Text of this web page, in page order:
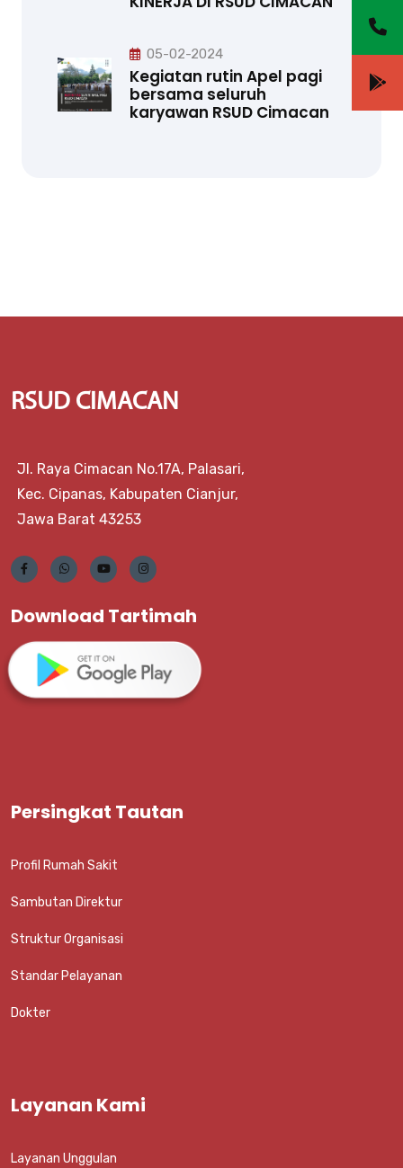
05-02-2024
Kegiatan rutin Apel pagi
bersama seluruh
karyawan RSUD Cimacan
RSUD CIMACAN
Jl. Raya Cimacan No.17A, Palasari,
Kec. Cipanas, Kabupaten Cianjur,
Jawa Barat 43253
Download Tartimah
Persingkat Tautan
Profil Rumah Sakit
Sambutan Direktur
Struktur Organisasi
Standar Pelayanan
Dokter
Layanan Kami
Layanan Unggulan